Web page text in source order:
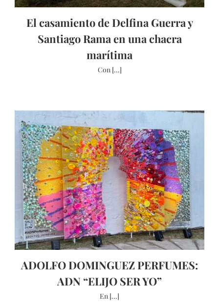
El casamiento de Delfina Guerra y
Santiago Rama en una chacra
marítima
Con [...]
ADOLFO DOMINGUEZ PERFUMES:
ADN “ELIJO SER YO”
En [...]